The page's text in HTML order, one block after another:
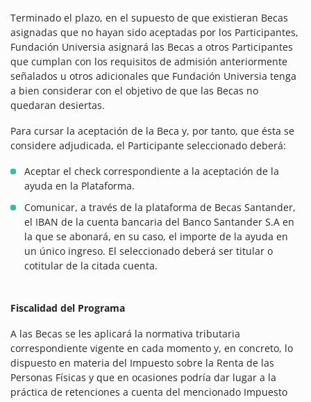
Terminado el plazo, en el supuesto de que existieran Becas
asignadas que no hayan sido aceptadas por los Participantes,
Fundación Universia asignará las Becas a otros Participantes
que cumplan con los requisitos de admisión anteriormente
señalados u otros adicionales que Fundación Universia tenga
a bien considerar con el objetivo de que las Becas no
quedaran desiertas.
Para cursar la aceptación de la Beca y, por tanto, que ésta se
considere adjudicada, el Participante seleccionado deberá:
Aceptar el check correspondiente a la aceptación de la
ayuda en la Plataforma.
Comunicar, a través de la plataforma de Becas Santander,
el IBAN de la cuenta bancaria del Banco Santander S.A en
la que se abonará, en su caso, el importe de la ayuda en
un único ingreso. El seleccionado deberá ser titular o
cotitular de la citada cuenta.
Fiscalidad del Programa
A las Becas se les aplicará la normativa tributaria
correspondiente vigente en cada momento y, en concreto, lo
dispuesto en materia del Impuesto sobre la Renta de las
Personas Físicas y que en ocasiones podría dar lugar a la
práctica de retenciones a cuenta del mencionado Impuesto